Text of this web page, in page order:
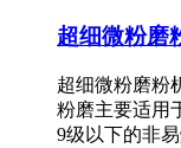
超细微粉磨
超细微粉磨粉
粉磨主要适用
9级以下的非